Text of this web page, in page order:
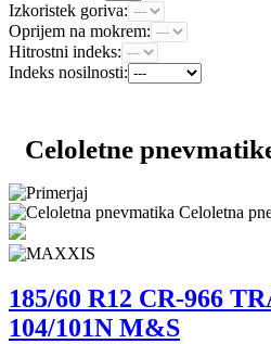
Izkoristek goriva:
Oprijem na mokrem:
Hitrostni indeks:
Indeks nosilnosti:
Celoletne
Celoletna
185/60 R12 CR-966
104/101N M&S